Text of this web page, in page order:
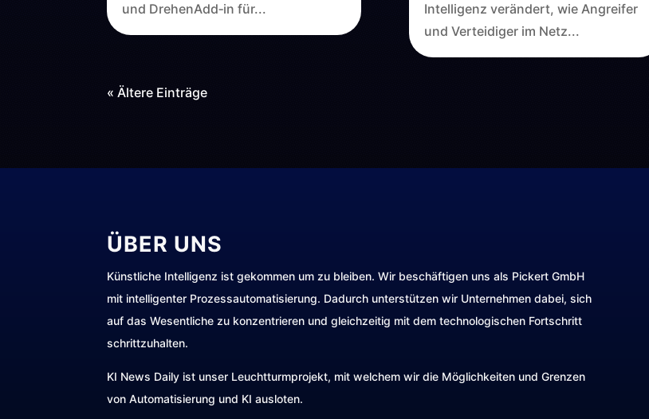
und DrehenAdd‑in für...
Intelligenz verändert, wie Angreifer
und Verteidiger im Netz...
« Ältere Einträge
ÜBER UNS
Künstliche Intelligenz ist gekommen um zu bleiben. Wir beschäftigen uns als Pickert GmbH
mit intelligenter Prozessautomatisierung. Dadurch unterstützen wir Unternehmen dabei, sich
auf das Wesentliche zu konzentrieren und gleichzeitig mit dem technologischen Fortschritt
schrittzuhalten.
KI News Daily ist unser Leuchtturmprojekt, mit welchem wir die Möglichkeiten und Grenzen
von Automatisierung und KI ausloten.